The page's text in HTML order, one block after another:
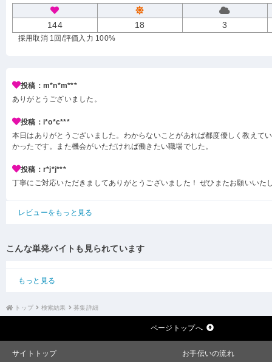
144 18 3
採用取消 1回 /評価入力 100%
投稿：m*n*m***
ありがとうございました。
投稿：i*o*c***
本日はありがとうございました。わからないことがあれば都度優しく教えて
かったです。また機会がいただければ働きたい職場でした。
投稿：r*j*j***
丁寧にご対応いただきましてありがとうございました！ ぜひまたお願いいた
レビューをもっと見る
こんな単発バイトも見られています
もっと見る
トップ 検索結果 募集詳細
ページトップへ
サイトトップ
お手伝いの流れ